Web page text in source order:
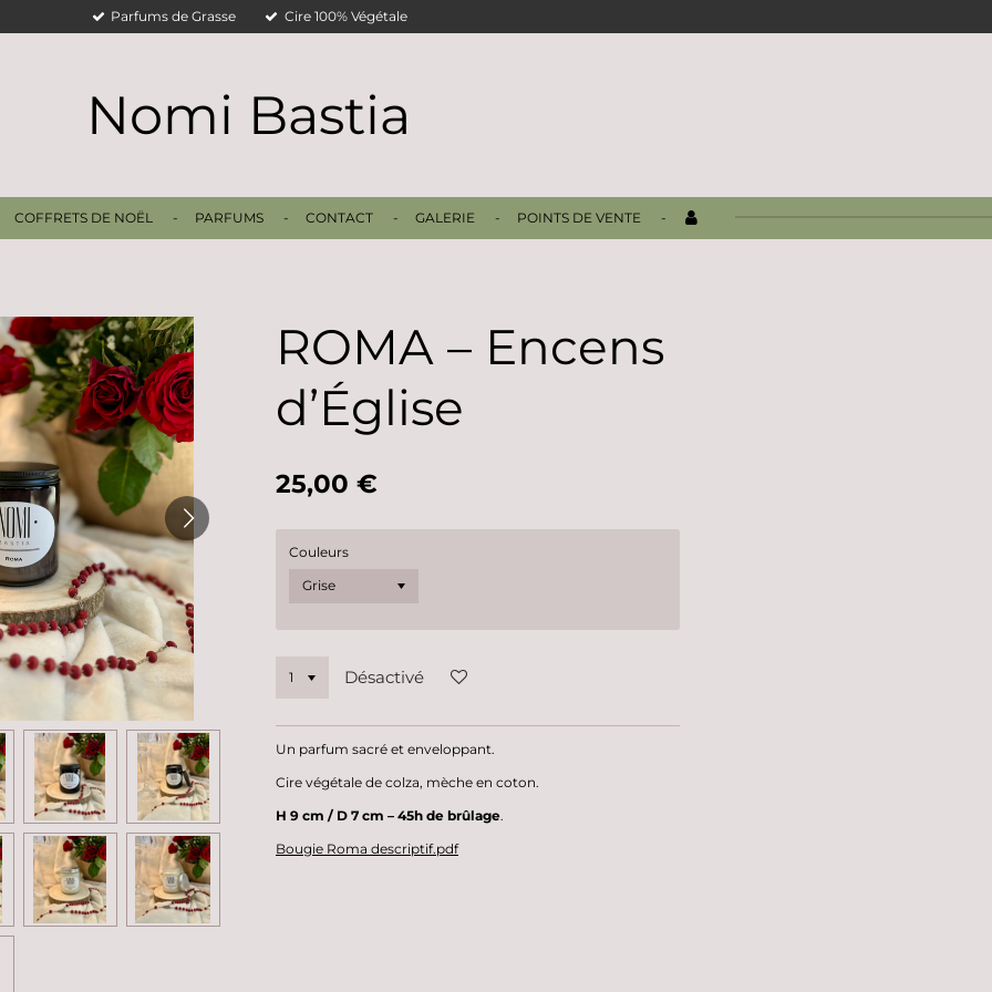
Parfums de Grasse Cire 100% Végétale
Nomi Bastia
COFFRETS DE NOËL PARFUMS CONTACT GALERIE POINTS DE VENTE
ROMA – Encens
d’Église
25,00 €
Couleurs
Désactivé
Un parfum sacré et enveloppant.
Cire végétale de colza, mèche en coton.
H 9 cm / D 7 cm – 45h de brûlage.
Bougie Roma descriptif.pdf